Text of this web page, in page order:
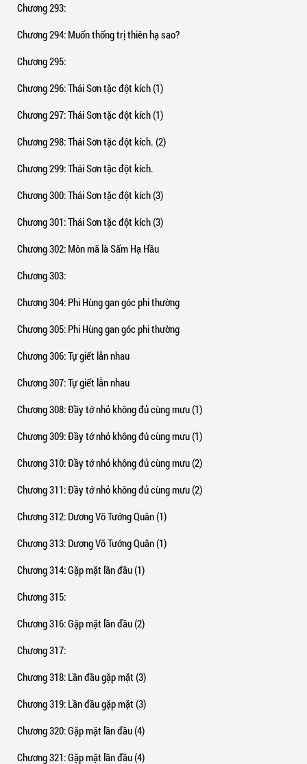
Chương 293:
Chương 294: Muốn thống trị thiên hạ sao?
Chương 295:
Chương 296: Thái Sơn tặc đột kích (1)
Chương 297: Thái Sơn tặc đột kích (1)
Chương 298: Thái Sơn tặc đột kích. (2)
Chương 299: Thái Sơn tặc đột kích.
Chương 300: Thái Sơn tặc đột kích (3)
Chương 301: Thái Sơn tặc đột kích (3)
Chương 302: Môn mã là Sấm Hạ Hầu
Chương 303:
Chương 304: Phi Hùng gan góc phi thường
Chương 305: Phi Hùng gan góc phi thường
Chương 306: Tự giết lẫn nhau
Chương 307: Tự giết lẫn nhau
Chương 308: Đầy tớ nhỏ không đủ cùng mưu (1)
Chương 309: Đầy tớ nhỏ không đủ cùng mưu (1)
Chương 310: Đầy tớ nhỏ không đủ cùng mưu (2)
Chương 311: Đầy tớ nhỏ không đủ cùng mưu (2)
Chương 312: Dương Võ Tướng Quân (1)
Chương 313: Dương Võ Tướng Quân (1)
Chương 314: Gặp mặt lần đầu (1)
Chương 315:
Chương 316: Gặp mặt lần đầu (2)
Chương 317:
Chương 318: Lần đầu gặp mặt (3)
Chương 319: Lần đầu gặp mặt (3)
Chương 320: Gặp mặt lần đầu (4)
Chương 321: Gặp mặt lần đầu (4)